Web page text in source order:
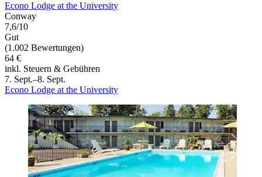
Econo Lodge at the University
Conway
7,6/10
Gut
(1.002 Bewertungen)
64 €
inkl. Steuern & Gebühren
7. Sept.–8. Sept.
Econo Lodge at the University